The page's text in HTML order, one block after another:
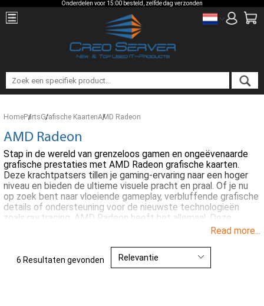
Onderdelen voor 15:00 besteld, zelfde dag verzonden
HomePartsGrafische KaartenAMD Radeon
AMD Radeon
Stap in de wereld van grenzeloos gamen en ongeëvenaarde
grafische prestaties met AMD Radeon grafische kaarten.
Deze krachtpatsers tillen je gaming-ervaring naar een hoger
niveau en bieden de ultieme visuele pracht en praal. Of je nu
op zoek bent naar vloeiende gameplay, verbluffende grafische
details of ondersteuning voor de nieuwste technologieën
zoals ray tracing, AMD Radeon heeft het allemaal. Deze
grafische kaarten zijn ontworpen voor gamers, creatievelingen
prestaties. Dompel jezelf onder in virtuele werelden, bewerk
4K-video's met gemak en versnel complexe berekeningen met
de ongeëvenaarde GPU-kracht van AMD Radeon.
Read more...
6 Resultaten gevonden